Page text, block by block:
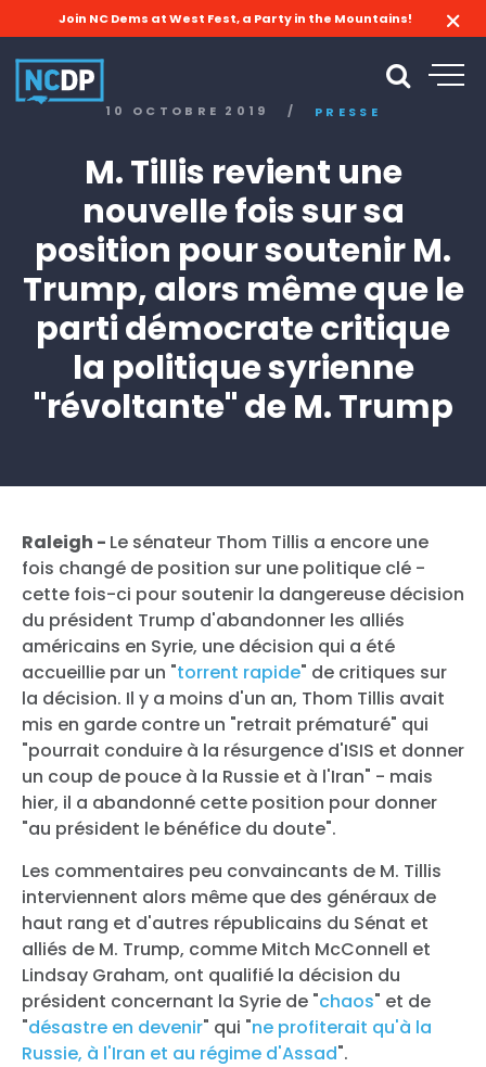
Join NC Dems at West Fest, a Party in the Mountains!
10 OCTOBRE 2019 / PRESSE
M. Tillis revient une
nouvelle fois sur sa
position pour soutenir M.
Trump, alors même que le
parti démocrate critique
la politique syrienne
"révoltante" de M. Trump
Raleigh - Le sénateur Thom Tillis a encore une
fois changé de position sur une politique clé -
cette fois-ci pour soutenir la dangereuse décision
du président Trump d'abandonner les alliés
américains en Syrie, une décision qui a été
accueillie par un "torrent rapide" de critiques sur
la décision. Il y a moins d'un an, Thom Tillis avait
mis en garde contre un "retrait prématuré" qui
"pourrait conduire à la résurgence d'ISIS et donner
un coup de pouce à la Russie et à l'Iran" - mais
hier, il a abandonné cette position pour donner
"au président le bénéfice du doute".
Les commentaires peu convaincants de M. Tillis
interviennent alors même que des généraux de
haut rang et d'autres républicains du Sénat et
alliés de M. Trump, comme Mitch McConnell et
Lindsay Graham, ont qualifié la décision du
président concernant la Syrie de "chaos" et de
"désastre en devenir" qui "ne profiterait qu'à la
Russie, à l'Iran et au régime d'Assad".